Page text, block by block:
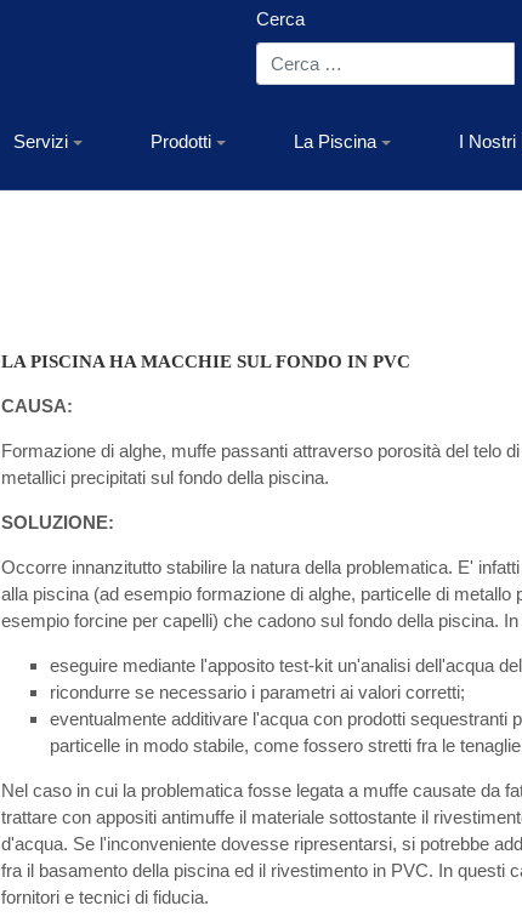
Cerca
Servizi Prodotti La Piscina I Nostri
LA PISCINA HA MACCHIE SUL FONDO IN PVC
CAUSA:
Formazione di alghe, muffe passanti attraverso porosità del telo
metallici precipitati sul fondo della piscina.
SOLUZIONE:
Occorre innanzitutto stabilire la natura della problematica. E'
alla piscina (ad esempio formazione di alghe, particelle di
esempio forcine per capelli) che cadono sul fondo della piscina.
eseguire mediante l'apposito test-kit un'analisi dell'acqua
ricondurre se necessario i parametri ai valori corretti;
eventualmente additivare l'acqua con prodotti sequestranti
particelle in modo stabile, come fossero stretti fra le
Nel caso in cui la problematica fosse legata a muffe causate da
trattare con appositi antimuffe il materiale sottostante il
d'acqua. Se l'inconveniente dovesse ripresentarsi, si potrebbe
fra il basamento della piscina ed il rivestimento in PVC. In questi
fornitori e tecnici di fiducia.